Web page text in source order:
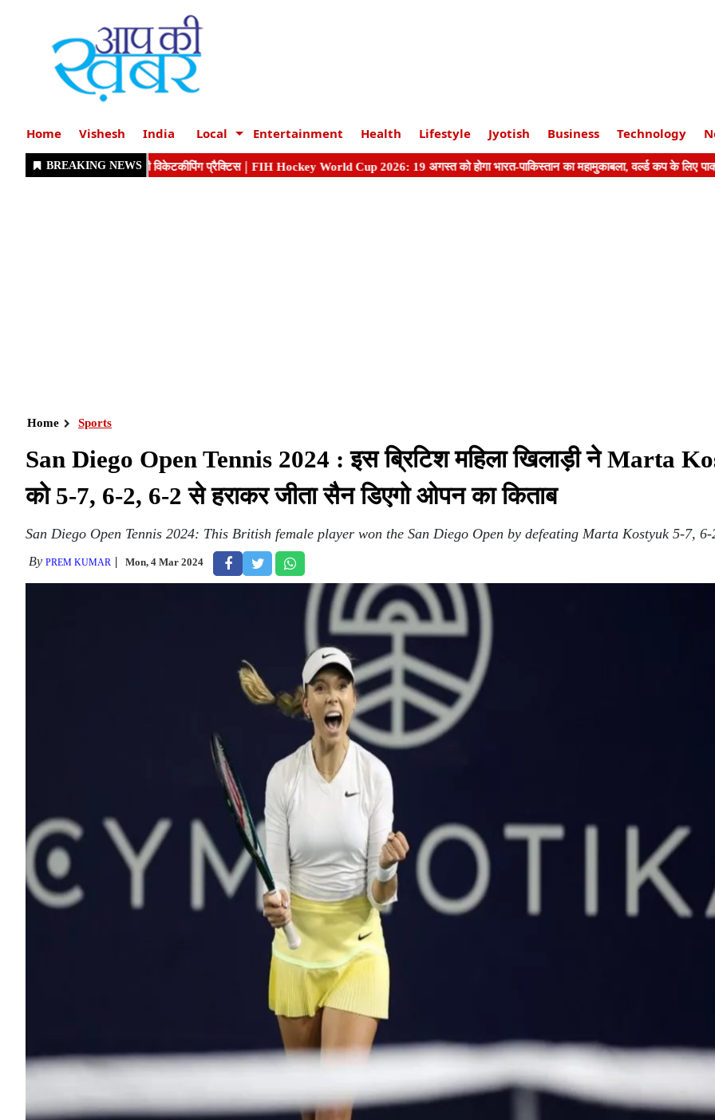
Home Vishesh India Local Entertainment Health Lifestyle Jyotish Business Technology
Home Sports
San Diego Open Tennis 2024 : इस ब्रिटिश महिला खिलाड़ी ने Marta
को 5-7, 6-2, 6-2 से हराकर जीता सैन डिएगो ओपन का किताब
San Diego Open Tennis 2024: This British female player won the San Diego Open by defeating Marta Kostyuk 5-7,
By PREM KUMAR Mon, 4 Mar 2024